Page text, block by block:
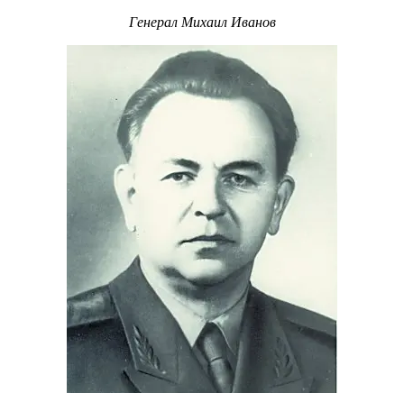
Генерал Михаил Иванов